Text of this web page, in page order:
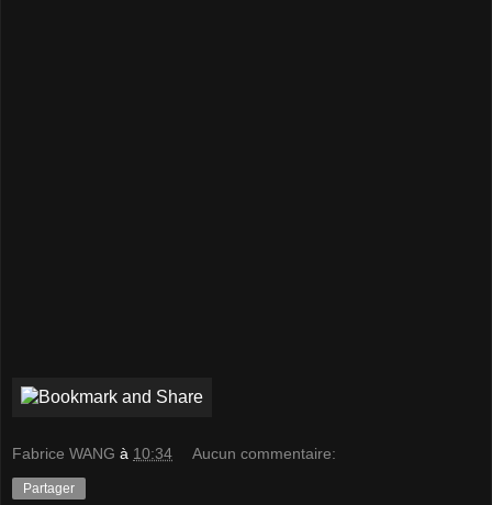
Fabrice WANG à 10:34 Aucun commentaire:
Partager